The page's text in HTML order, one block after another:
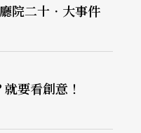
《奧菲》、《美女與
思的是後者。「魔
的神童，而格拉斯
這個作品的創作意
院二十．大事件
要看創意！